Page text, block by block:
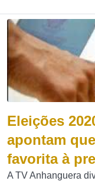
Eleições
apontam
favorita à
A TV Anhanguera